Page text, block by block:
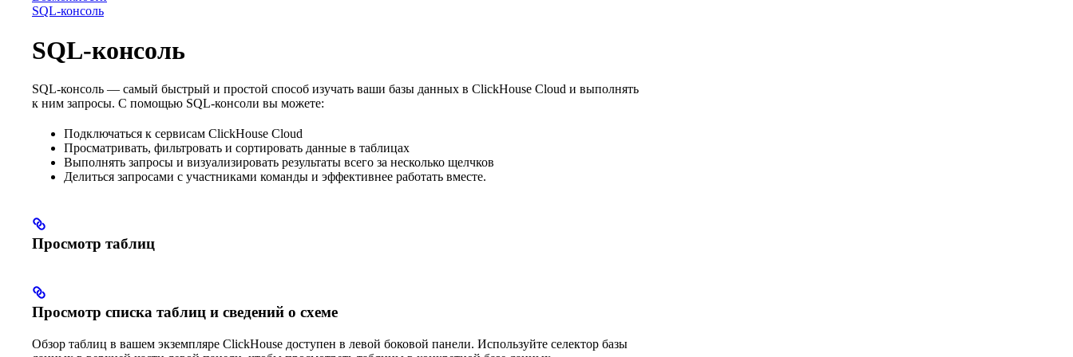
SQL-консоль
SQL-консоль
SQL-консоль — самый быстрый и простой способ изучать ваши базы данных в ClickHouse Cloud и выполнять
к ним запросы. С помощью SQL-консоли вы можете:
Подключаться к сервисам ClickHouse Cloud
Просматривать, фильтровать и сортировать данные в таблицах
Выполнять запросы и визуализировать результаты всего за несколько щелчков
Делиться запросами с участниками команды и эффективнее работать вместе.
Просмотр таблиц
Просмотр списка таблиц и сведений о схеме
Обзор таблиц в вашем экземпляре ClickHouse доступен в левой боковой панели. Используйте селектор базы